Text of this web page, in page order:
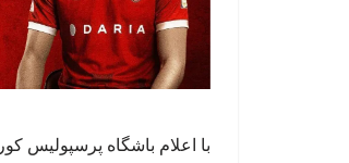
با اعلام باشگاه پرسپولیس